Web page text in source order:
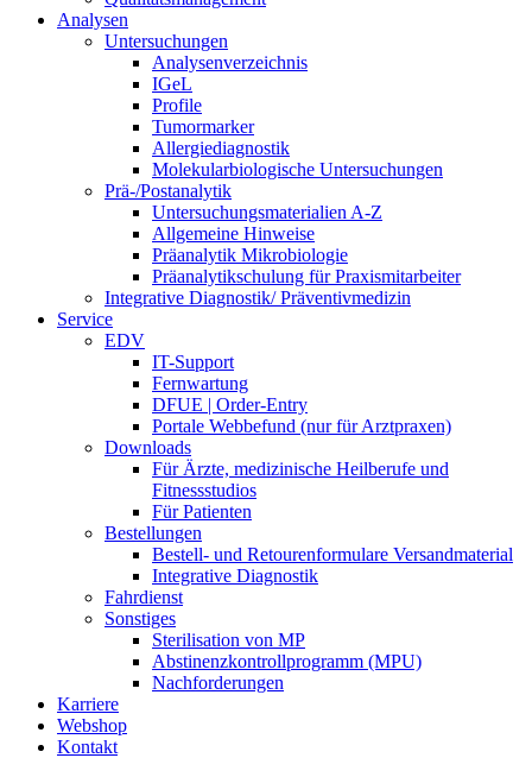
Analysen
Untersuchungen
Analysenverzeichnis
IGeL
Profile
Tumormarker
Allergiediagnostik
Molekularbiologische Untersuchungen
Prä-/Postanalytik
Untersuchungsmaterialien A-Z
Allgemeine Hinweise
Präanalytik Mikrobiologie
Präanalytikschulung für Praxismitarbeiter
Integrative Diagnostik/ Präventivmedizin
Service
EDV
IT-Support
Fernwartung
DFUE | Order-Entry
Portale Webbefund (nur für Arztpraxen)
Downloads
Für Ärzte, medizinische Heilberufe und
Fitnessstudios
Für Patienten
Bestellungen
Bestell- und Retourenformulare Versandmaterial
Integrative Diagnostik
Fahrdienst
Sonstiges
Sterilisation von MP
Abstinenzkontrollprogramm (MPU)
Nachforderungen
Karriere
Webshop
Kontakt